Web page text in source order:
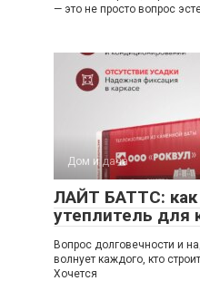
— это не просто вопрос
Дом и дача
ЛАЙТ БАТТС:
утеплитель для
Вопрос долговечности и
волнует каждого, кто
Хочется